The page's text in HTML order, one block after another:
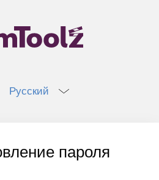
Русский
пароля